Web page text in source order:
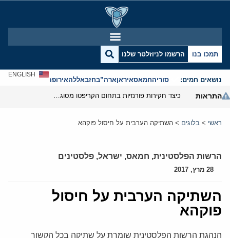
תמכו בנו הרשמו לניוזלטר שלנו
נושאים חמים: סוריהחמאסאיראןארה”בחזבאללהאירופהאנטישמיות
ENGLISH
התראות
ראשי > בלוגים > השתיקה הערבית על חיסול פוקהא
הרשות הפלסטינית, חמאס, ישראל, פלסטינים
28 מרץ, 2017
השתיקה הערבית על חיסול
פוקהא
הנהגת הרשות הפלסטינית שומרת על שתיקה בכל הקשור